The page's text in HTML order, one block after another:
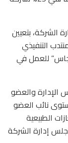
الشركة، بتعيين
التنفيذي
للعمل في
الإدارة والعضو
نائب العضو
الطبيعية
إدارة الشركة